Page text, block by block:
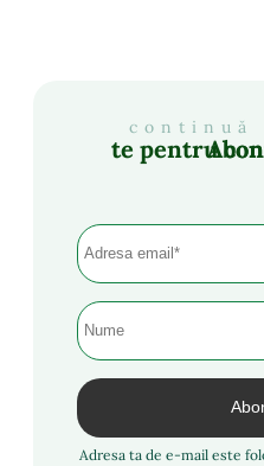
continuă
Abonează-te
Adresa ta de e-mail este